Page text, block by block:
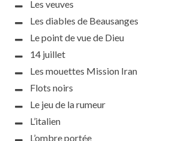
Les veuves
Les diables de Beausanges
Le point de vue de Dieu
14 juillet
Les mouettes Mission Iran
Flots noirs
Le jeu de la rumeur
L’italien
L’ombre portée